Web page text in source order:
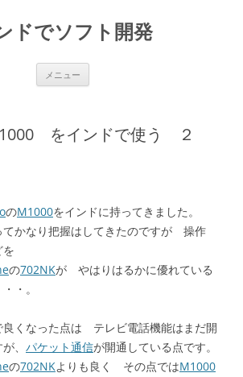
ドでソフト開発
メニュー
ス
をインドで使う ２
のM1000をインドに持ってきました。
てかなり把握はしてきたのですが 操作
の702NKが やはりはるかに優れている
・。
良くなった点は テレビ電話機能はまだ開
、 パケット通信が開通している点です。
の702NKよりも良く その点ではM1000